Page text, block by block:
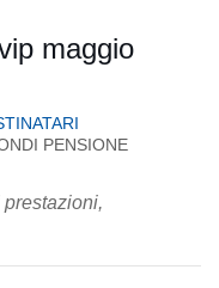
maggio
PENSIONE